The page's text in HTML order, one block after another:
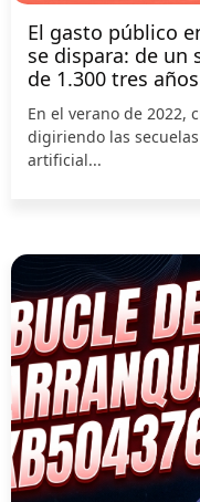
El gasto público
se dispara: de un
de 1.300 tres
En el verano de 2022,
digiriendo las
artificial...